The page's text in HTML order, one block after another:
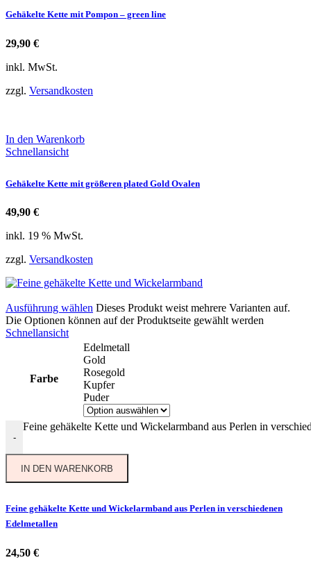
Gehäkelte Kette mit Pompon – green line
29,90 €
inkl. MwSt.
zzgl. Versandkosten
In den Warenkorb
Schnellansicht
Gehäkelte Kette mit größeren plated Gold Ovalen
49,90 €
inkl. 19 % MwSt.
zzgl. Versandkosten
Ausführung wählen Dieses Produkt weist mehrere Varianten auf.
Die Optionen können auf der Produktseite gewählt werden
Schnellansicht
Farbe
Edelmetall
Gold
Rosegold
Kupfer
Puder
-
Feine gehäkelte Kette und Wickelarmband aus Perlen in
IN DEN WARENKORB
Feine gehäkelte Kette und Wickelarmband aus Perlen in verschiedenen
Edelmetallen
24,50 €